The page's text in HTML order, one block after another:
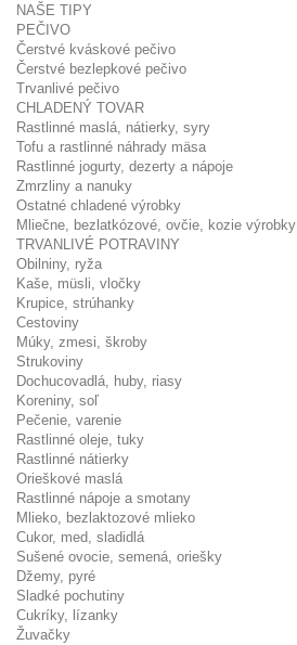
NAŠE TIPY
PEČIVO
Čerstvé kváskové pečivo
Čerstvé bezlepkové pečivo
Trvanlivé pečivo
CHLADENÝ TOVAR
Rastlinné maslá, nátierky, syry
Tofu a rastlinné náhrady mäsa
Rastlinné jogurty, dezerty a nápoje
Zmrzliny a nanuky
Ostatné chladené výrobky
Mliečne, bezlatkózové, ovčie, kozie výrobky
TRVANLIVÉ POTRAVINY
Obilniny, ryža
Kaše, müsli, vločky
Krupice, strúhanky
Cestoviny
Múky, zmesi, škroby
Strukoviny
Dochucovadlá, huby, riasy
Koreniny, soľ
Pečenie, varenie
Rastlinné oleje, tuky
Rastlinné nátierky
Orieškové maslá
Rastlinné nápoje a smotany
Mlieko, bezlaktozové mlieko
Cukor, med, sladidlá
Sušené ovocie, semená, oriešky
Džemy, pyré
Sladké pochutiny
Cukríky, lízanky
Žuvačky